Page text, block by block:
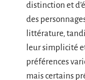
distinction et
des
littérature,
leur simplicité
préférences
mais certains